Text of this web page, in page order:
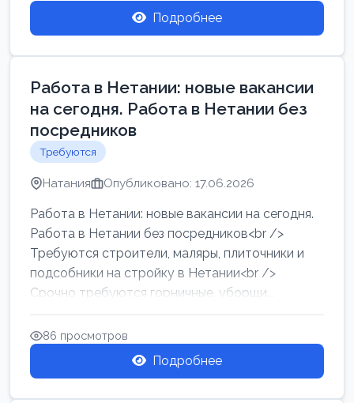
Подробнее
Работа в Нетании: новые вакансии
на сегодня. Работа в Нетании без
посредников
Требуются
Натания Опубликовано: 17.06.2026
Работа в Нетании: новые вакансии на сегодня.
Работа в Нетании без посредников<br />
Требуются строители, маляры, плиточники и
подсобники на стройку в Нетании<br />
Срочно требуются горничные, уборщи...
86 просмотров
Подробнее